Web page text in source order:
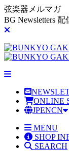
弦楽器メルマガ
BG Newsletters 配
ONLINE
JPENCN
MENU
SHOP
SEARCH